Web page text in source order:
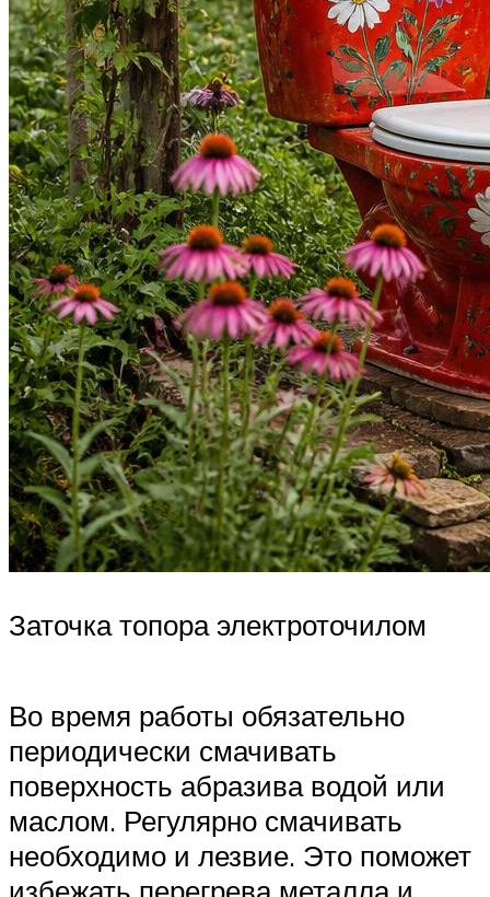
Заточка топора электроточилом
Во время работы обязательно
периодически смачивать
поверхность абразива водой или
маслом. Регулярно смачивать
необходимо и лезвие. Это поможет